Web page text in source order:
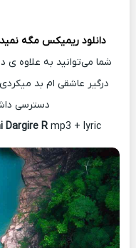
دانلود ریمیکس مگه
شما می‌توانید به علاوه
درگیر عاشقی ام بد
دسترسی
Dargire R mp3 + lyric